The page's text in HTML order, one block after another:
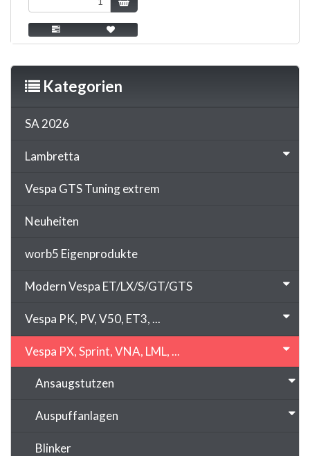
Kategorien
SA 2026
Lambretta
Vespa GTS Tuning extrem
Neuheiten
worb5 Eigenprodukte
Modern Vespa ET/LX/S/GT/GTS
Vespa PK, PV, V50, ET3, ...
Vespa PX, Sprint, VNA, LML, ...
Ansaugstutzen
Auspuffanlagen
Blinker